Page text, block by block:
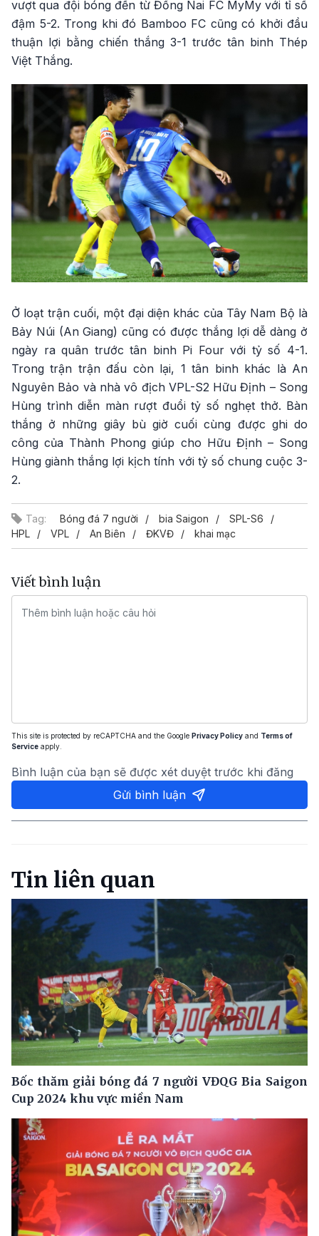
vượt qua đội bóng đến từ Đồng Nai FC MyMy với tỉ số
đậm 5-2. Trong khi đó Bamboo FC cũng có khởi đầu
thuận lợi bằng chiến thắng 3-1 trước tân binh Thép
Việt Thắng.
Ở loạt trận cuối, một đại diện khác của Tây Nam Bộ là
Bảy Núi (An Giang) cũng có được thắng lợi dễ dàng ở
ngày ra quân trước tân binh Pi Four với tỷ số 4-1.
Trong trận trận đấu còn lại, 1 tân binh khác là An
Nguyên Bảo và nhà vô địch VPL-S2 Hữu Định – Song
Hùng trình diễn màn rượt đuổi tỷ số nghẹt thở. Bàn
thắng ở những giây bù giờ cuối cùng được ghi do
công của Thành Phong giúp cho Hữu Định – Song
Hùng giành thắng lợi kịch tính với tỷ số chung cuộc 3-
2.
Tag: Bóng đá 7 người bia Saigon
SPL-S6
HPL
VPL An Biên ĐKVĐ khai mạc
Viết bình luận
This site is protected by reCAPTCHA and the Google Privacy Policy and Terms of
Service apply.
Bình luận của bạn sẽ được xét duyệt trước khi đăng
Gửi bình luận
Tin liên quan
Bốc thăm giải bóng đá 7 người VĐQG Bia Saigon
Cup 2024 khu vực miền Nam